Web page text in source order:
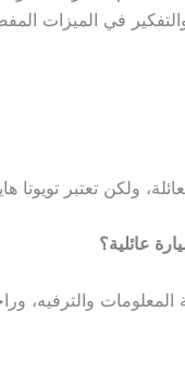
في الميزات
ولكن تعتبر تويوتا
والترفيه،